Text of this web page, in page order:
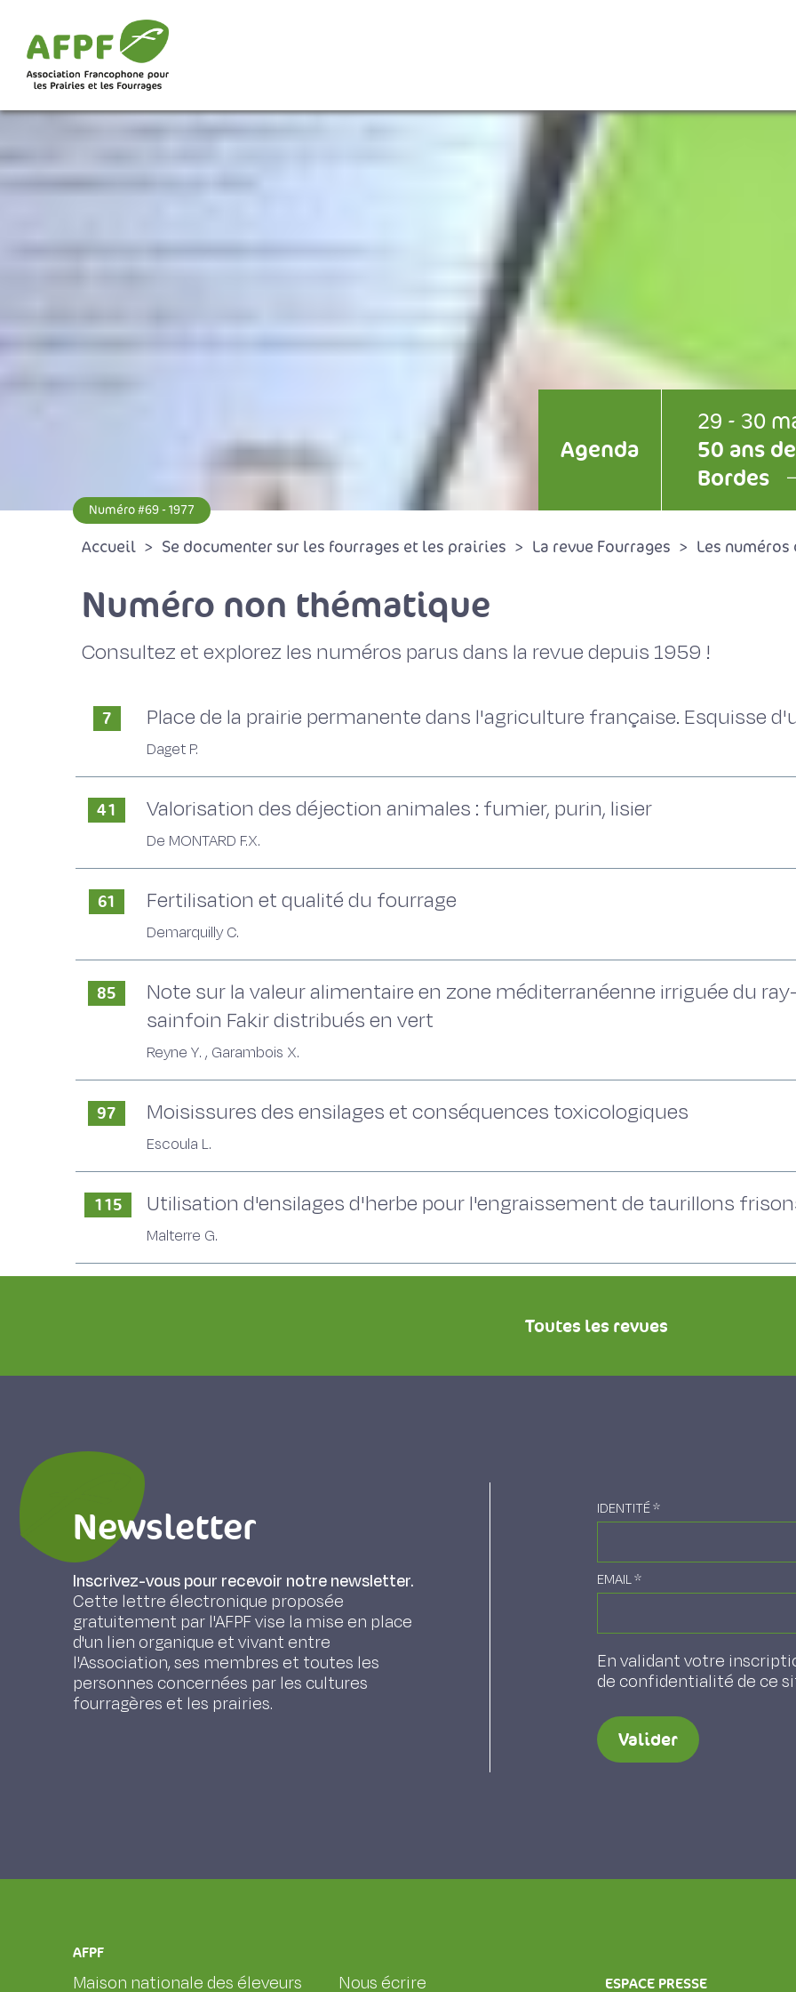
Agenda
29 - 30
50 ans
Bordes
Numéro #69 - 1977
Accueil Se documenter sur les fourrages et les prairies La revue Fourrages Les numéros
Numéro non thématique
Consultez et explorez les numéros parus dans la revue depuis 1959 !
7 Place de la prairie permanente dans l'agriculture française. Esquisse
Daget P.
41 Valorisation des déjection animales : fumier, purin, lisier
De MONTARD F.X.
61 Fertilisation et qualité du fourrage
Demarquilly C.
85
Note sur la valeur alimentaire en zone méditerranéenne irriguée du
sainfoin Fakir distribués en vert
Reyne Y. , Garambois X.
97 Moisissures des ensilages et conséquences toxicologiques
Escoula L.
115 Utilisation d'ensilages d'herbe pour l'engraissement de taurillons
Malterre G.
Toutes les revues
Newsletter
Inscrivez-vous pour recevoir notre newsletter.
Cette lettre électronique proposée
gratuitement par l'AFPF vise la mise en place
d'un lien organique et vivant entre
l'Association, ses membres et toutes les
personnes concernées par les cultures
fourragères et les prairies.
IDENTITÉ*
EMAIL*
En validant votre
de confidentialité de ce
Valider
AFPF
Maison nationale des éleveurs Nous écrire ESPACE PRESSE